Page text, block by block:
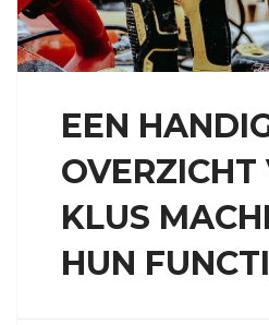
EEN
OVERZICHT
KLUS
HUN